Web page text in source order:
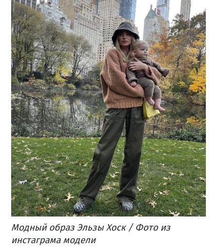
Модный образ Эльзы Хоск / Фото из
инстаграма модели